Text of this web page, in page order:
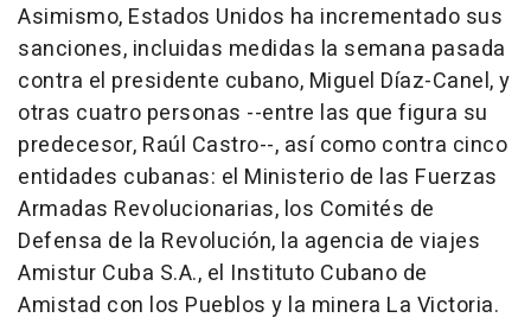
Asimismo, Estados Unidos ha incrementado sus
sanciones, incluidas medidas la semana pasada
contra el presidente cubano, Miguel Díaz-Canel, y
otras cuatro personas --entre las que figura su
predecesor, Raúl Castro--, así como contra cinco
entidades cubanas: el Ministerio de las Fuerzas
Armadas Revolucionarias, los Comités de
Defensa de la Revolución, la agencia de viajes
Amistur Cuba S.A., el Instituto Cubano de
Amistad con los Pueblos y la minera La Victoria.